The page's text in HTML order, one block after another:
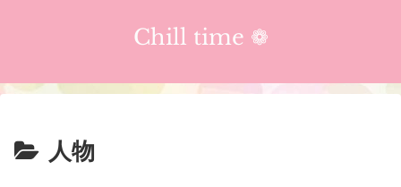
Chill time ❁︎
人物